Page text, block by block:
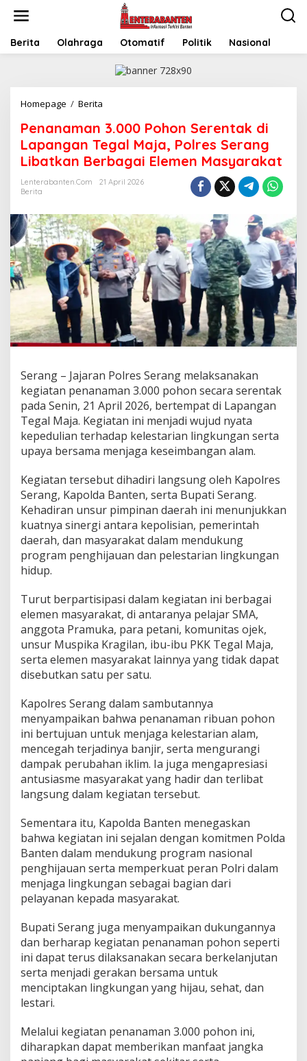
Berita Olahraga Otomatif Politik Nasional
Homepage / Berita
Pohon
Serentak
di
Lapangan
Tegal
Maja,
Serang
Libatkan
Berbagai
Elemen
Masyarakat
Penanaman 3.000 Pohon Serentak di
Lapangan Tegal Maja, Polres Serang
Libatkan Berbagai Elemen Masyarakat
Lenterabanten.com
21 April 2026
Berita
Serang – Jajaran Polres Serang melaksanakan
kegiatan penanaman 3.000 pohon secara serentak
pada Senin, 21 April 2026, bertempat di Lapangan
Tegal Maja. Kegiatan ini menjadi wujud nyata
kepedulian terhadap kelestarian lingkungan serta
upaya bersama menjaga keseimbangan alam.
Kegiatan tersebut dihadiri langsung oleh Kapolres
Serang, Kapolda Banten, serta Bupati Serang.
Kehadiran unsur pimpinan daerah ini menunjukkan
kuatnya sinergi antara kepolisian, pemerintah
daerah, dan masyarakat dalam mendukung
program penghijauan dan pelestarian lingkungan
hidup.
Turut berpartisipasi dalam kegiatan ini berbagai
elemen masyarakat, di antaranya pelajar SMA,
anggota Pramuka, para petani, komunitas ojek,
unsur Muspika Kragilan, ibu-ibu PKK Tegal Maja,
serta elemen masyarakat lainnya yang tidak dapat
disebutkan satu per satu.
Kapolres Serang dalam sambutannya
menyampaikan bahwa penanaman ribuan pohon
ini bertujuan untuk menjaga kelestarian alam,
mencegah terjadinya banjir, serta mengurangi
dampak perubahan iklim. Ia juga mengapresiasi
antusiasme masyarakat yang hadir dan terlibat
langsung dalam kegiatan tersebut.
Sementara itu, Kapolda Banten menegaskan
bahwa kegiatan ini sejalan dengan komitmen Polda
Banten dalam mendukung program nasional
penghijauan serta memperkuat peran Polri dalam
menjaga lingkungan sebagai bagian dari
pelayanan kepada masyarakat.
Bupati Serang juga menyampaikan dukungannya
dan berharap kegiatan penanaman pohon seperti
ini dapat terus dilaksanakan secara berkelanjutan
serta menjadi gerakan bersama untuk
menciptakan lingkungan yang hijau, sehat, dan
lestari.
Melalui kegiatan penanaman 3.000 pohon ini,
diharapkan dapat memberikan manfaat jangka